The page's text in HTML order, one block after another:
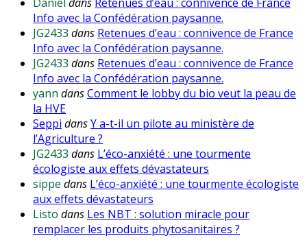
Info avec la Confédération paysanne.
JG2433 dans Retenues d’eau : connivence de France
Info avec la Confédération paysanne.
JG2433 dans Retenues d’eau : connivence de France
Info avec la Confédération paysanne.
yann dansComment le lobby du bio veut la peau de
la HVE
Seppi dansY a-t-il un pilote au ministère de
l’Agriculture ?
JG2433 dans L’éco-anxiété : une tourmente
écologiste aux effets dévastateurs
sippe dans L’éco-anxiété : une tourmente écologiste
aux effets dévastateurs
Listo dans Les NBT : solution miracle pour
remplacer les produits phytosanitaires ?